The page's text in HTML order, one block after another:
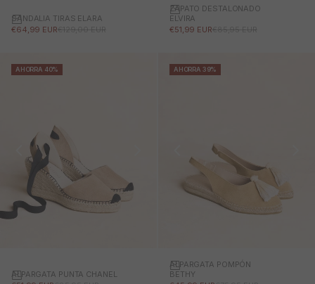
SANDALIA TIRAS ELARA
PRECIO DE OFERTA
€64,99 EURPRECIO NORMAL
€129,00 EUR
ZAPATO DESTALONADO
ELVIRA
PRECIO DE OFERTA
€51,99 EURPRECIO NORMAL
€85,95 EUR
AHORRA 40%
ALPARGATA PUNTA CHANEL
AHORRA 39%
ALPARGATA POMPÓN
BETHY